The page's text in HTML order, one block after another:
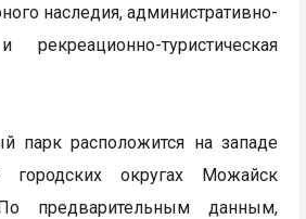
наследия, административно-
рекреационно-туристическая
парк расположится на западе
округах Можайск
предварительным данным,